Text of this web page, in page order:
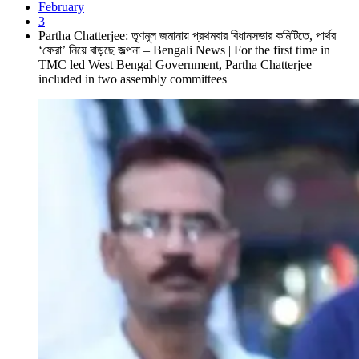
February
3
Partha Chatterjee: তৃণমূল জমানায় প্রথমবার বিধানসভার কমিটিতে, পার্থর
‘ফেরা’ নিয়ে বাড়ছে জল্পনা – Bengali News | For the first time in
TMC led West Bengal Government, Partha Chatterjee
included in two assembly committees